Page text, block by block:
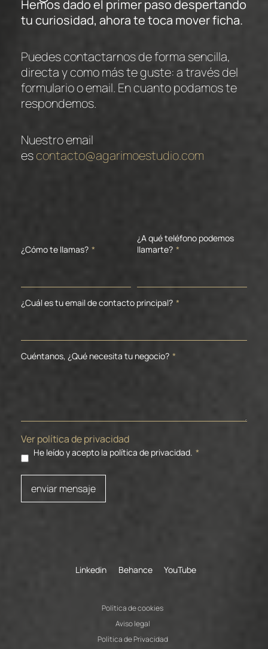
Hemos dado el primer paso despertando
tu curiosidad, ahora te toca mover ficha.
Puedes contactarnos de forma sencilla,
directa y como más te guste: a través del
formulario o email. En cuanto podamos te
respondemos.
Nuestro email
escontacto@agarimoestudio.com
¿Cómo te llamas? *
¿A qué teléfono podemos
llamarte? *
¿Cuál es tu email de contacto principal? *
Cuéntanos, ¿Qué necesita tu negocio? *
Ver política de privacidad
He leído y acepto la política de privacidad. *
enviar mensaje
Linkedin Behance YouTube
Política de cookies
Aviso legal
Política de Privacidad